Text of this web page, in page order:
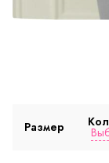
Размер